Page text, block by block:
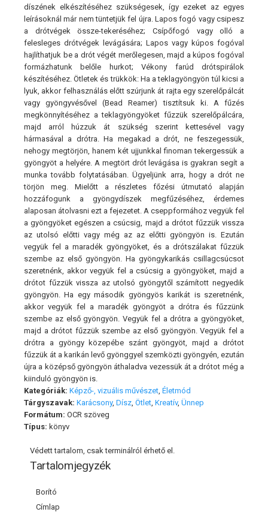
díszének elkészítéséhez szükségesek, így ezeket az egyes
leírásoknál már nem tüntetjük fel újra. Lapos fogó vagy csipesz
a drótvégek össze-tekeréséhez; Csípőfogó vagy olló a
felesleges drótvégek levágására; Lapos vagy kúpos fogóval
hajlíthatjuk be a drót végét merőlegesen, majd a kúpos fogóval
formázhatunk belőle hurkot; Vékony farúd drótspirálok
készítéséhez. Ötletek és trükkök: Ha a teklagyöngyön túl kicsi a
lyuk, akkor felhasználás előtt szúrjunk át rajta egy szerelőpálcát
vagy gyöngyvésővel (Bead Reamer) tisztítsuk ki. A fűzés
megkönnyítéséhez a teklagyöngyöket fűzzük szerelőpálcára,
majd arról húzzuk át szükség szerint kettesével vagy
hármasával a drótra. Ha megakad a drót, ne feszegessük,
nehogy megtörjön, hanem két ujjunkkal finoman tekergessük a
gyöngyöt a helyére. A megtört drót levágása is gyakran segít a
munka tovább folytatásában. Ügyeljünk arra, hogy a drót ne
törjön meg. Mielőtt a részletes főzési útmutató alapján
hozzáfogunk a gyöngydíszek megfűzéséhez, érdemes
alaposan átolvasni ezt a fejezetet. A cseppformához vegyük fel
a gyöngyöket egészen a csúcsig, majd a drótot fűzzük vissza
az utolsó előtti vagy még az az előtti gyöngyön is. Ezután
vegyük fel a maradék gyöngyöket, és a drótszálakat fűzzük
szembe az első gyöngyön. Ha gyöngykarikás csillagcsúcsot
szeretnénk, akkor vegyük fel a csúcsig a gyöngyöket, majd a
drótot fűzzük vissza az utolsó gyöngytől számított negyedik
gyöngyön. Ha egy második gyöngyös karikát is szeretnénk,
akkor vegyük fel a maradék gyöngyöt a drótra és fűzzünk
szembe az első gyöngyön. Vegyük fel a drótra a gyöngyöket,
majd a drótot fűzzük szembe az első gyöngyön. Vegyük fel a
drótra a gyöngy közepébe szánt gyöngyöt, majd a drótot
fűzzük át a karikán levő gyönggyel szemközti gyöngyén, ezután
újra a középső gyöngyön áthaladva vezessük át a drótot még a
kiinduló gyöngyön is.
Kategóriák: Képző-, vizuális művészet Életmód
Tárgyszavak: Karácsony, Dísz Ötlet Kreatív, Ünnep
Formátum: OCR szöveg
Típus: könyv
Védett tartalom, csak terminálról érhető el.
Tartalomjegyzék
Borító
Címlap